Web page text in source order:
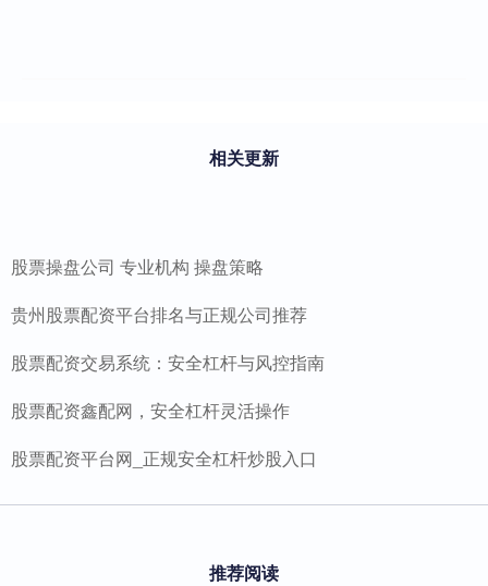
相关更新
股票操盘公司 专业机构 操盘策略
贵州股票配资平台排名与正规公司推荐
股票配资交易系统：安全杠杆与风控指南
股票配资鑫配网，安全杠杆灵活操作
股票配资平台网_正规安全杠杆炒股入口
推荐阅读